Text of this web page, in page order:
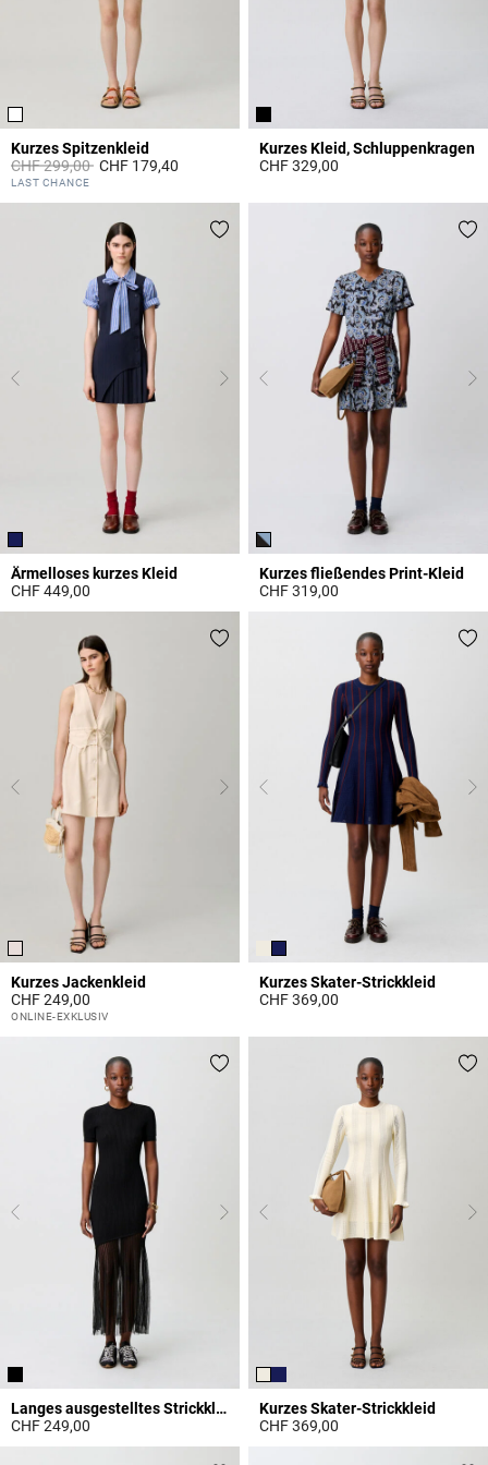
Kurzes Spitzenkleid
Price reduced from
CHF 299,00toCHF 179,40
5 out of 5 Customer Rating
LAST CHANCE
Kurzes Kleid, Schluppenkragen
CHF 329,00
Ärmelloses kurzes Kleid
CHF 449,00
Kurzes fließendes Print-Kleid
CHF 319,00
Kurzes Jackenkleid
CHF 249,00
3.9 out of 5 Customer Rating
ONLINE-EXKLUSIV
Kurzes Skater-Strickkleid
CHF 369,00
Langes ausgestelltes Strickkleid
CHF 249,00
Kurzes Skater-Strickkleid
CHF 369,00